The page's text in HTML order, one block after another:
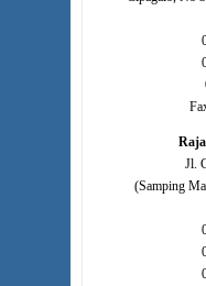
Jl.
(Samping